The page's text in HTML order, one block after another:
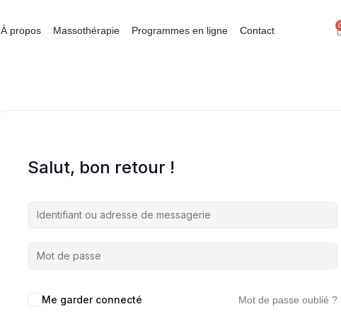
À propos Massothérapie Programmes en ligne Contact
Salut, bon retour !
Me garder connecté Mot de passe oublié ?